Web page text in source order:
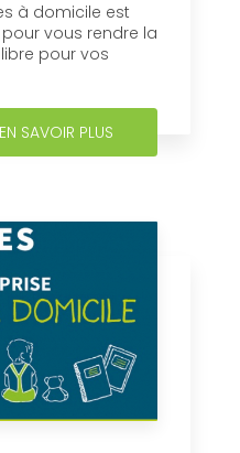
à domicile est
vous rendre la
pour vos
EN SAVOIR PLUS